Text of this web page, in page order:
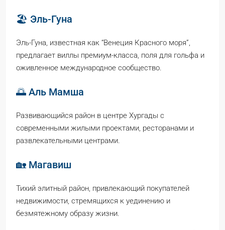
🏖️ Эль-Гуна
Эль-Гуна, известная как “Венеция Красного моря”,
предлагает виллы премиум-класса, поля для гольфа и
оживленное международное сообщество.
🌅 Аль Мамша
Развивающийся район в центре Хургады с
современными жилыми проектами, ресторанами и
развлекательными центрами.
🏡 Магавиш
Тихий элитный район, привлекающий покупателей
недвижимости, стремящихся к уединению и
безмятежному образу жизни.